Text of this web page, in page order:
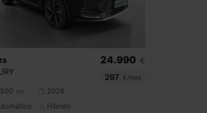
km
2026
Híbrido
24.990 €
297
€/mes